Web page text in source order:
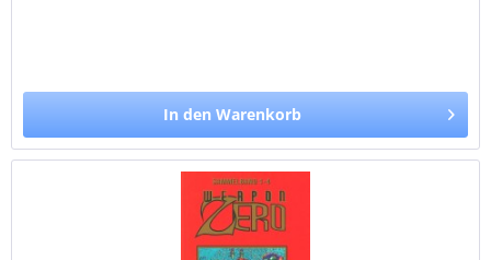
In den Warenkorb